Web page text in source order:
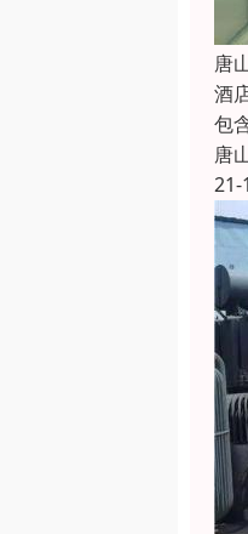
唐
酒
包
唐
21-